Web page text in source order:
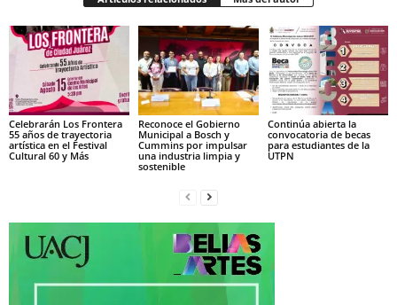
Celebrarán Los Frontera
55 años de trayectoria
artística en el Festival
Cultural 60 y Más
Reconoce el Gobierno
Municipal a Bosch y
Cummins por impulsar
una industria limpia y
sostenible
Continúa abierta la
convocatoria de becas
para estudiantes de la
UTPN